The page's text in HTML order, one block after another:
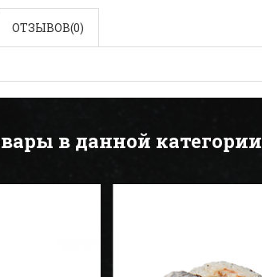
ОТЗЫВОВ(0)
в данной категории